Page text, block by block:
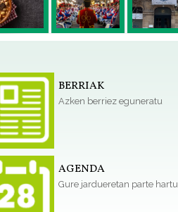
BERRIAK
Azken berriez eguneratu
AGENDA
Gure jardueretan parte hartu